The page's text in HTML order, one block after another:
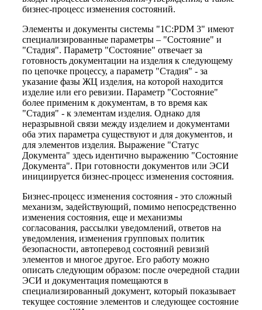
бизнес-процесс изменения состояний.
Элементы и документы системы "1C:PDM 3" имеют
специализированные параметры – "Состояние" и
"Стадия". Параметр "Состояние" отвечает за
готовность документации на изделия к следующему
по цепочке процессу, а параметр "Стадия" - за
указание фазы ЖЦ изделия, на которой находится
изделие или его ревизии. Параметр "Состояние"
более применим к документам, в то время как
"Стадия" - к элементам изделия. Однако для
неразрывной связи между изделием и документами
оба этих параметра существуют и для документов, и
для элементов изделия. Выражение "Статус
Документа" здесь идентично выражению "Состояние
Документа". При готовности документов или ЭСИ
инициируется бизнес-процесс изменения состояния.
Бизнес-процесс изменения состояния - это сложный
механизм, задействующий, помимо непосредственно
изменения состояния, еще и механизмы
согласования, рассылки уведомлений, ответов на
уведомления, изменения групповых политик
безопасности, автоперевод состояний ревизий
элементов и многое другое. Его работу можно
описать следующим образом: после очередной стадии
ЭСИ и документация помещаются в
специализированный документ, который показывает
текущее состояние элементов и следующее состояние